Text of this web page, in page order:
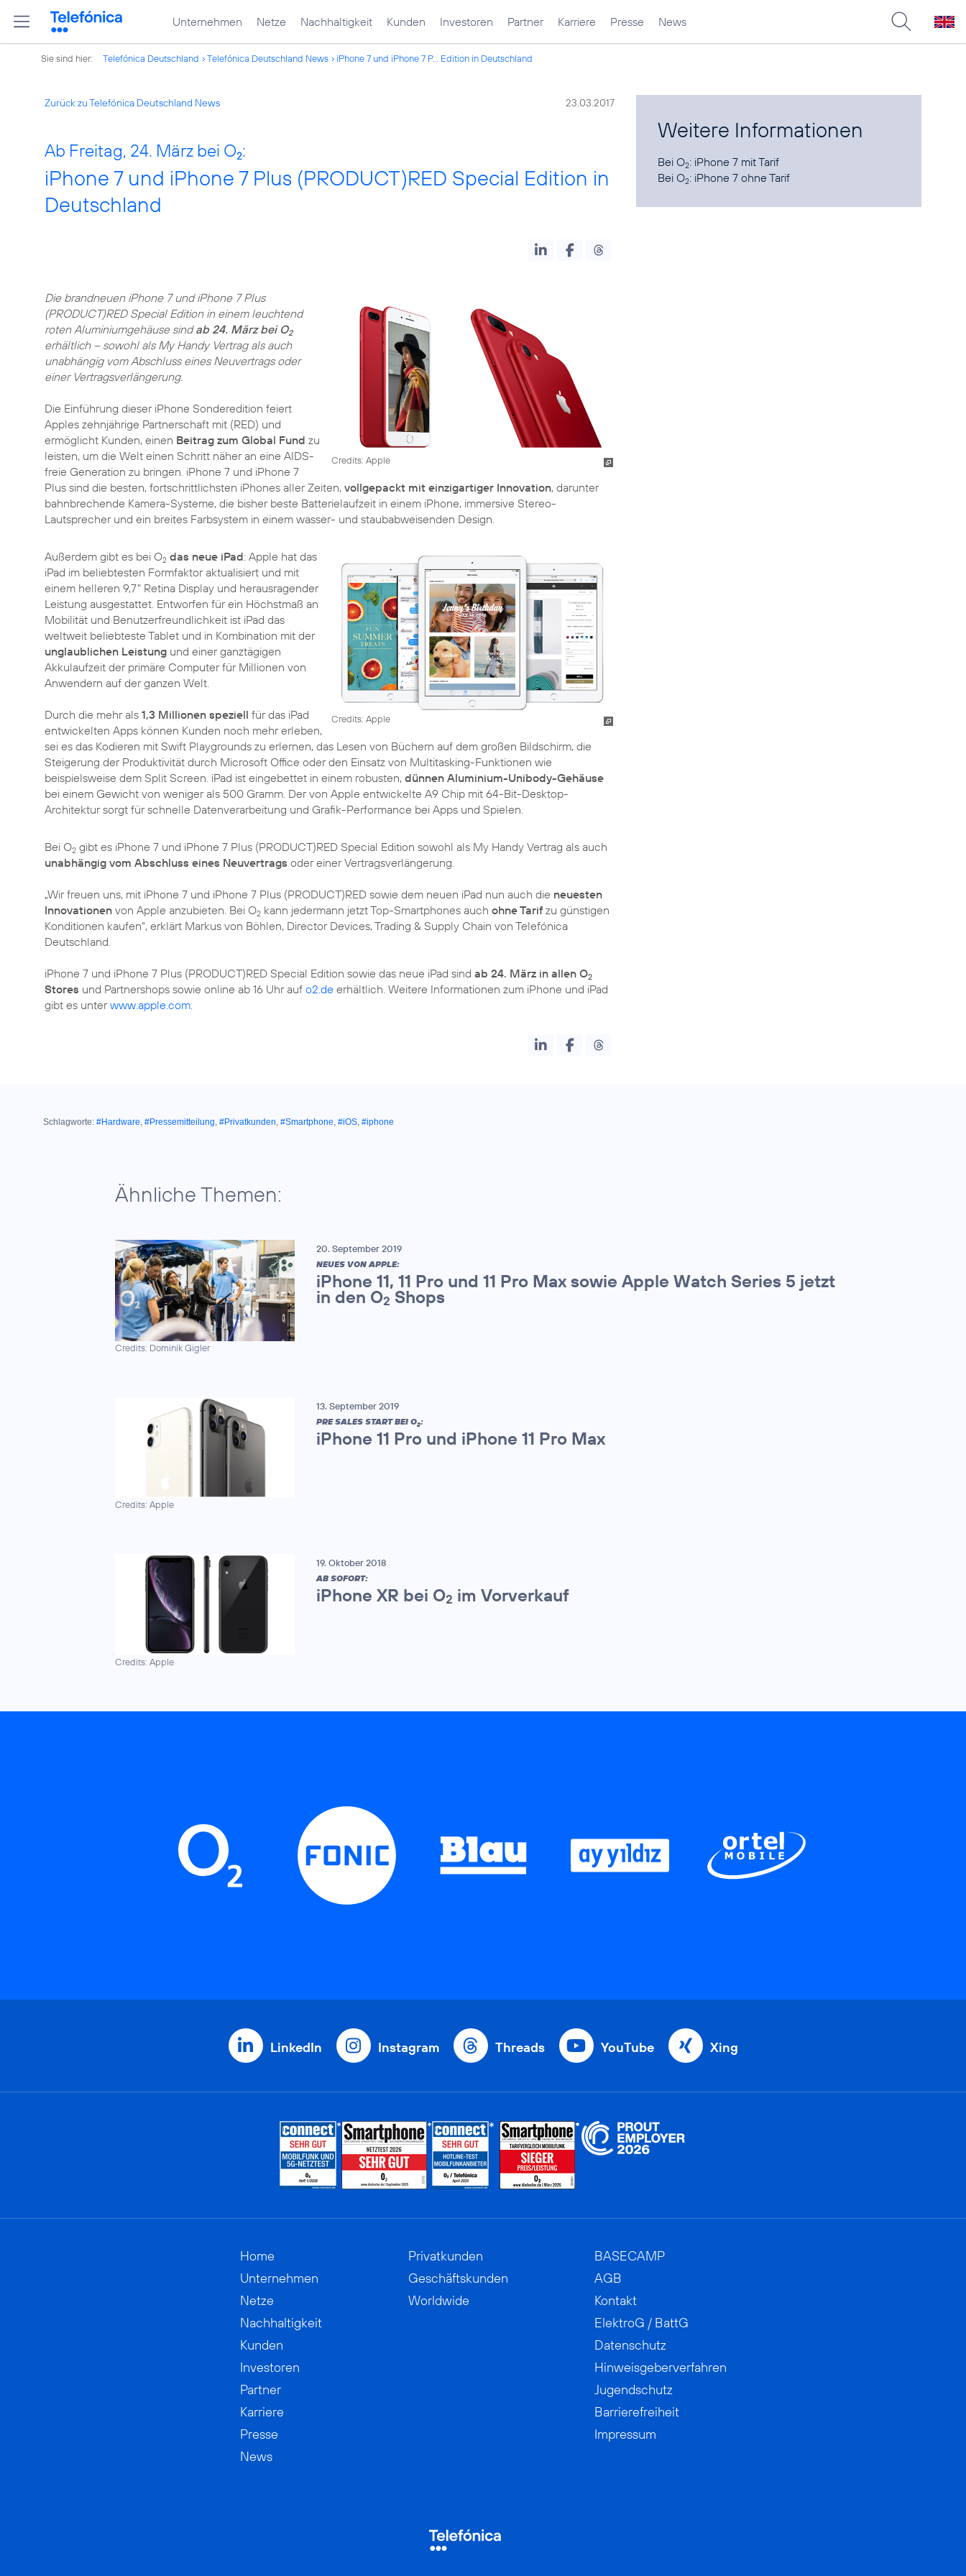
Unternehmen Netze Nachhaltigkeit Kunden Investoren Partner Karriere Presse News
Sie sind hier: Telefónica Deutschland Telefónica Deutschland News iPhone 7 und iPhone 7 P... Edition in Deutschland
Zurück zu Telefónica Deutschland News 23.03.2017
Ab Freitag, 24. März bei O2:
iPhone 7 und iPhone 7 Plus (PRODUCT)RED Special Edition in
Deutschland
Credits: Apple
Die brandneuen iPhone 7 und iPhone 7 Plus
(PRODUCT)RED Special Edition in einem leuchtend
roten Aluminiumgehäuse sindab 24. März bei O2
erhältlich – sowohl als My Handy Vertrag als auch
unabhängig vom Abschluss eines Neuvertrags oder
einer Vertragsverlängerung.
Die Einführung dieser iPhone Sonderedition feiert
Apples zehnjährige Partnerschaft mit (RED) und
ermöglicht Kunden, einen Beitrag zum Global Fund zu
leisten, um die Welt einen Schritt näher an eine AIDS-
freie Generation zu bringen. iPhone 7 und iPhone 7
Plus sind die besten, fortschrittlichsten iPhones aller Zeiten, vollgepackt mit einzigartiger Innovation, darunter
bahnbrechende Kamera-Systeme, die bisher beste Batterielaufzeit in einem iPhone, immersive Stereo-
Lautsprecher und ein breites Farbsystem in einem wasser- und staubabweisenden Design.
Credits: Apple
Außerdem gibt es bei O2 das neue iPad: Apple hat das
iPad im beliebtesten Formfaktor aktualisiert und mit
einem helleren 9,7" Retina Display und herausragender
Leistung ausgestattet. Entworfen für ein Höchstmaß an
Mobilität und Benutzerfreundlichkeit ist iPad das
weltweit beliebteste Tablet und in Kombination mit der
unglaublichen Leistung und einer ganztägigen
Akkulaufzeit der primäre Computer für Millionen von
Anwendern auf der ganzen Welt.
Durch die mehr als 1,3 Millionen speziell für das iPad
entwickelten Apps können Kunden noch mehr erleben,
sei es das Kodieren mit Swift Playgrounds zu erlernen, das Lesen von Büchern auf dem großen Bildschirm, die
Steigerung der Produktivität durch Microsoft Office oder den Einsatz von Multitasking-Funktionen wie
beispielsweise dem Split Screen. iPad ist eingebettet in einem robusten, dünnen Aluminium-Unibody-Gehäuse
bei einem Gewicht von weniger als 500 Gramm. Der von Apple entwickelte A9 Chip mit 64-Bit-Desktop-
Architektur sorgt für schnelle Datenverarbeitung und Grafik-Performance bei Apps und Spielen.
Bei O2 gibt es iPhone 7 und iPhone 7 Plus (PRODUCT)RED Special Edition sowohl als My Handy Vertrag als auch
unabhängig vom Abschluss eines Neuvertrags oder einer Vertragsverlängerung.
„Wir freuen uns, mit iPhone 7 und iPhone 7 Plus (PRODUCT)RED sowie dem neuen iPad nun auch die neuesten
Innovationen von Apple anzubieten. Bei O2 kann jedermann jetzt Top-Smartphones auch ohne Tarif zu günstigen
Konditionen kaufen“, erklärt Markus von Böhlen, Director Devices, Trading & Supply Chain von Telefónica
Deutschland.
iPhone 7 und iPhone 7 Plus (PRODUCT)RED Special Edition sowie das neue iPad sind ab 24. März in allen O2
Stores und Partnershops sowie online ab 16 Uhr auf o2.de erhältlich. Weitere Informationen zum iPhone und iPad
gibt es unterwww.apple.com.
Weitere Informationen
Bei O2: iPhone 7 mit Tarif
Bei O2: iPhone 7 ohne Tarif
Schlagworte: #Hardware, #Pressemitteilung, #Privatkunden, #Smartphone, #iOS, #iphone
Ähnliche Themen:
Credits: Dominik Gigler
20. September 2019
NEUES VON APPLE:
iPhone 11, 11 Pro und 11 Pro Max sowie Apple Watch Series 5 jetzt
in den O2 Shops
Credits: Apple
13. September 2019
PRE SALES START BEI O2:
iPhone 11 Pro und iPhone 11 Pro Max
Credits: Apple
19. Oktober 2018
AB SOFORT:
iPhone XR bei O2 im Vorverkauf
LinkedIn Instagram Threads YouTube Xing
Home
Unternehmen
Netze
Nachhaltigkeit
Kunden
Investoren
Partner
Karriere
Presse
News
Privatkunden
Geschäftskunden
Worldwide
BASECAMP
AGB
Kontakt
ElektroG / BattG
Datenschutz
Hinweisgeberverfahren
Jugendschutz
Barrierefreiheit
Impressum